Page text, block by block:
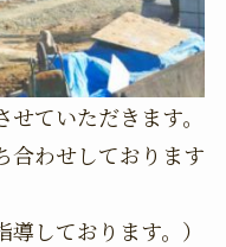
ていただきます。
合わせしております
導しております。）